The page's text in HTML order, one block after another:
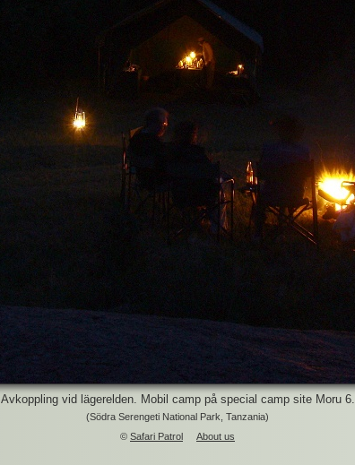
Avkoppling vid lägerelden. Mobil camp på special camp site Moru 6.
(Södra Serengeti National Park, Tanzania)
© Safari Patrol About us